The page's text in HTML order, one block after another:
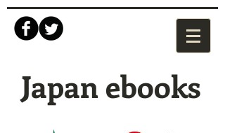
Japan ebooks